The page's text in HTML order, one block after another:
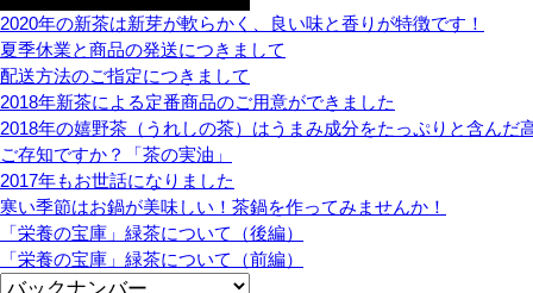
2020年の新茶は新芽が軟らかく、良い味と香りが特徴です！
夏季休業と商品の発送につきまして
配送方法のご指定につきまして
2018年新茶による定番商品のご用意ができました
2018年の嬉野茶（うれしの茶）はうまみ成分をたっぷりと含んだ
ご存知ですか？「茶の実油」
2017年もお世話になりました
寒い季節はお鍋が美味しい！茶鍋を作ってみませんか！
「栄養の宝庫」緑茶について（後編）
「栄養の宝庫」緑茶について（前編）